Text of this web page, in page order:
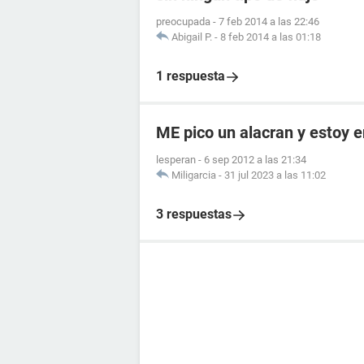
preocupada - 7 feb 2014 a las 22:46
Abigail P. - 8 feb 2014 a las 01:18
1 respuesta
ME pico un alacran y estoy
lesperan - 6 sep 2012 a las 21:34
Miligarcia - 31 jul 2023 a las 11:02
3 respuestas